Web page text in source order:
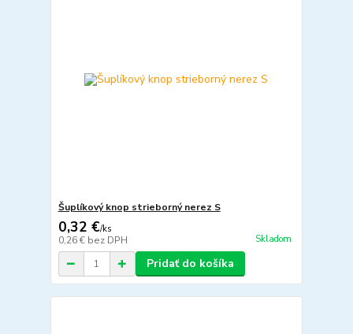
Šuplíkový knop strieborný nerez S
0,32 €/ks
0,26 € bez DPH Skladom
Pridať do košíka